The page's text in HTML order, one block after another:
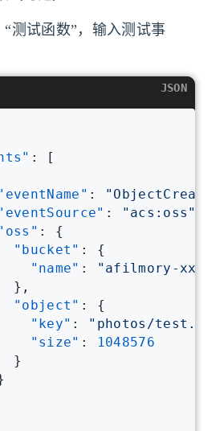
测试函数”，输入测试事
:
[
:
: "acs:oss"
:
{
"bucket" :
{
"name" :
"afilmory-xxx"
} ,
"object" :
{
"key" :
"photos/
"size" :
1048576
}
JSON